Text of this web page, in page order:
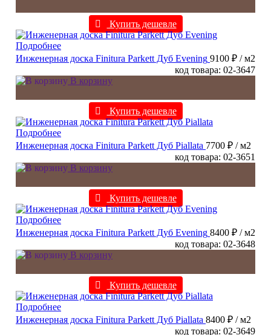
Купить дешевле
Подробнее
Инженерная доска Finitura Parkett Дуб Evening 9100 ₽ / м2
код товара: 02-3647
В корзину
Купить дешевле
Подробнее
Инженерная доска Finitura Parkett Дуб Piallata 7700 ₽ / м2
код товара: 02-3651
В корзину
Купить дешевле
Подробнее
Инженерная доска Finitura Parkett Дуб Evening 8400 ₽ / м2
код товара: 02-3648
В корзину
Купить дешевле
Подробнее
Инженерная доска Finitura Parkett Дуб Piallata 8400 ₽ / м2
код товара: 02-3649